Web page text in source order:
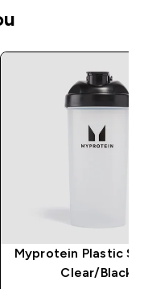
Myprotein Plastic
Clear/Black